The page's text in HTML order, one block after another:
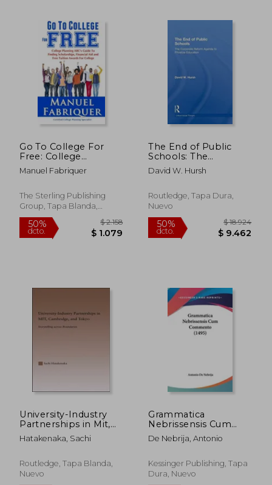
Go To College For
Free: College
Planning ABC's Guide
To Finding
Financial Aid and Free
Tuition Awards For
Manuel Fabriquer
The Sterling Publishing
Group, Tapa Blanda,
Nuevo
The End of Public
Schools: The
Corporate Reform
Agenda to Privatize
Social Thought)
David W. Hursh
Routledge, Tapa Dura,
Nuevo
University-Industry
Partnerships in Mit,
Cambridge, and
Tokyo: Storytelling
(en Inglés)
Hatakenaka, Sachi
Routledge, Tapa Blanda,
Nuevo
Grammatica
Nebrissensis Cum
Commento (1495) (en
Latin)
De Nebrija, Antonio
Kessinger Publishing, Tapa
Dura, Nuevo